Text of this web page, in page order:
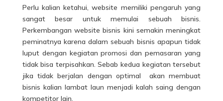
Perlu kalian ketahui, website memiliki pengaruh yang
sangat besar untuk memulai sebuah bisnis.
Perkembangan website bisnis kini semakin meningkat
peminatnya karena dalam sebuah bisnis apapun tidak
luput dengan kegiatan promosi dan pemasaran yang
tidak bisa terpisahkan. Sebab kedua kegiatan tersebut
jika tidak berjalan dengan optimal akan membuat
bisnis kalian lambat laun menjadi kalah saing dengan
kompetitor lain.